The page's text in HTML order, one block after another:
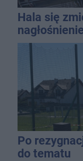
Hala się
QEMETICA
Po
do tematu